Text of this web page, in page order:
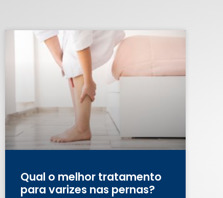
Qual o melhor tratamento
para varizes nas pernas?